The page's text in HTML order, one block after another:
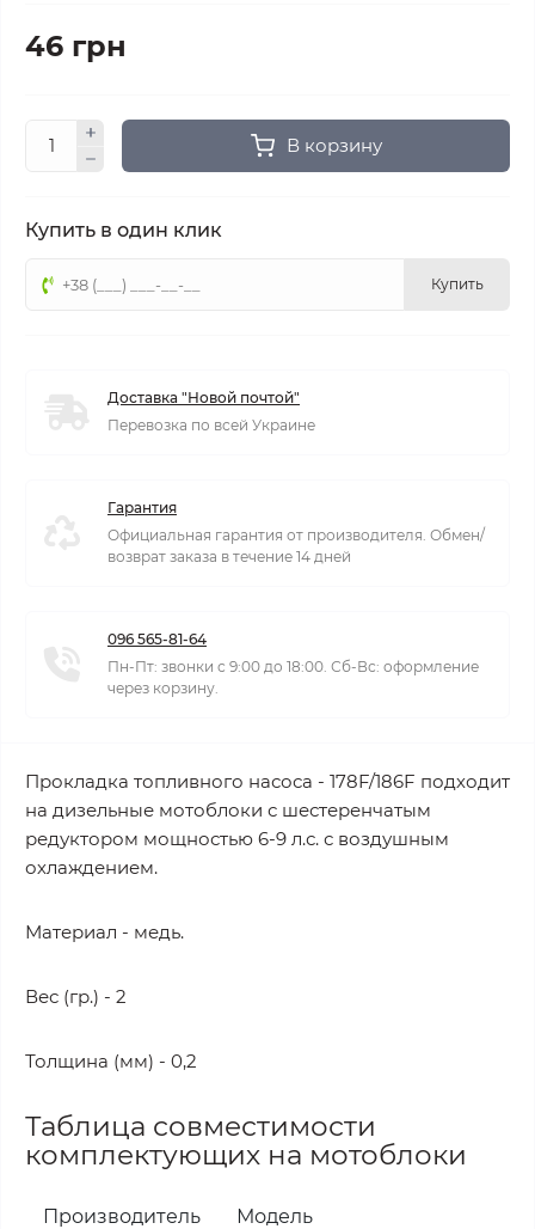
46 грн
В корзину
Купить в один клик
Купить
Доставка "Новой почтой"
Перевозка по всей Украине
Гарантия
Официальная гарантия от производителя. Обмен/
возврат заказа в течение 14 дней
096 565-81-64
Пн-Пт: звонки с 9:00 до 18:00. Сб-Вс: оформление
через корзину.
Прокладка топливного насоса - 178F/186F подходит
на дизельные мотоблоки с шестеренчатым
редуктором мощностью 6-9 л.с. с воздушным
охлаждением.
Материал - медь.
Вес (гр.) - 2
Толщина (мм) - 0,2
Таблица совместимости
комплектующих на мотоблоки
Производитель Модель